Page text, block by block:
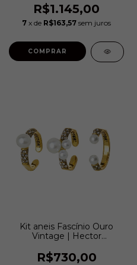
R$1.145,00
7 x de R$163,57 sem juros
COMPRAR
Kit aneis Fascínio Ouro
Vintage | Hector
R$730,00